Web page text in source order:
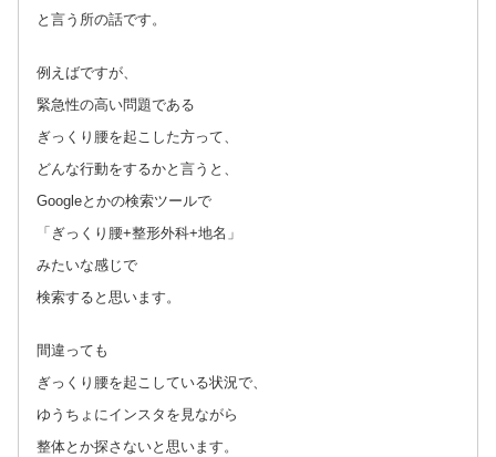
と言う所の話です。
例えばですが、
緊急性の高い問題である
ぎっくり腰を起こした方って、
どんな行動をするかと言うと、
Googleとかの検索ツールで
「ぎっくり腰+整形外科+地名」
みたいな感じで
検索すると思います。
間違っても
ぎっくり腰を起こしている状況で、
ゆうちょにインスタを見ながら
整体とか探さないと思います。